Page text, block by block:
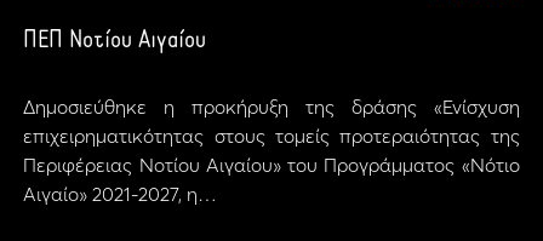
ΠΕΠ Νοτίου Αιγαίου
Δημοσιεύθηκε η προκήρυξη της δράσης «Ενίσχυση
επιχειρηματικότητας στους τομείς προτεραιότητας της
Περιφέρειας Νοτίου Αιγαίου» του Προγράμματος «Νότιο
Αιγαίο» 2021-2027, η…